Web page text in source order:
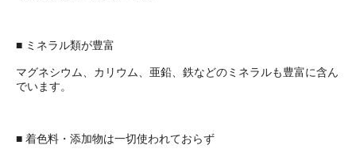
■ ミネラル類が豊富
マグネシウム、カリウム、亜鉛、鉄などのミネラルも豊富に含ん
でいます。
■ 着色料・添加物は一切使われておらず